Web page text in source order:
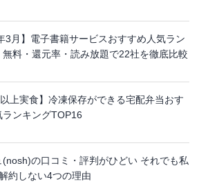
3月】電子書籍サービスおすすめ人気ラン
無料・還元率・読み放題で22社を徹底比較
以上実食】冷凍保存ができる宅配弁当おす
ランキングTOP16
(nosh)の口コミ・評判がひどい それでも私
約しない4つの理由